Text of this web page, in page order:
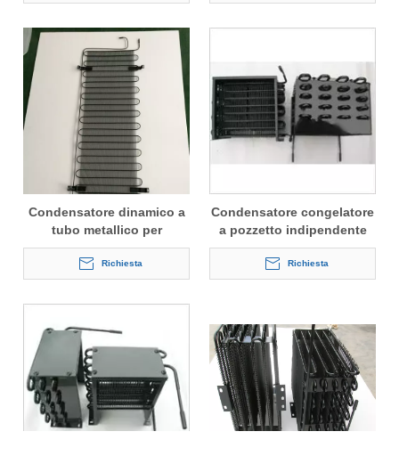
Condensatore dinamico a
tubo metallico per
congelatore
Richiesta
Condensatore congelatore
a pozzetto indipendente
Richiesta